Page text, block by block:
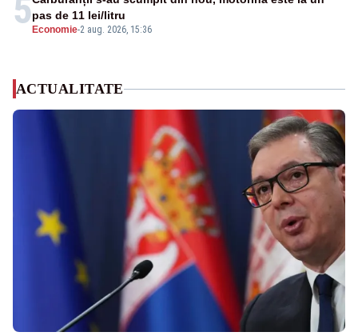
5 Economie-2 aug. 2026, 15:36
pas de 11 lei/litru
ACTUALITATE